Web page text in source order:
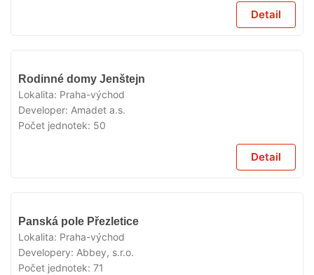
Detail
Rodinné domy Jenštejn
Lokalita: Praha-východ
Developer: Amadet a.s.
Počet jednotek: 50
Detail
Panská pole Přezletice
Lokalita: Praha-východ
Developery: Abbey, s.r.o.
Počet jednotek: 71